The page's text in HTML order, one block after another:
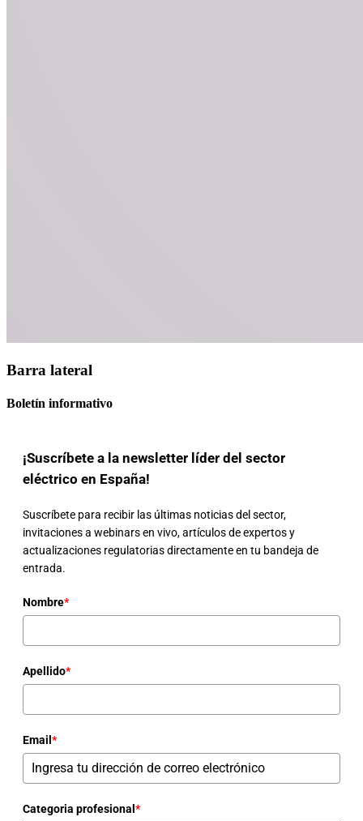
Barra lateral
Boletín informativo
¡Suscríbete a la newsletter líder del sector
eléctrico en España!
Suscríbete para recibir las últimas noticias del sector,
invitaciones a webinars en vivo, artículos de expertos y
actualizaciones regulatorias directamente en tu bandeja de
entrada.
Nombre*
Apellido*
Email *
Categoria profesional *